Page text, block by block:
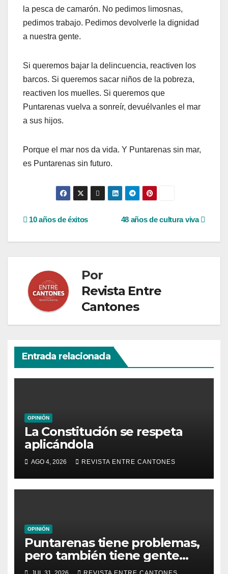
la pesca de camarón. No pedimos limosnas,
pedimos trabajo. Pedimos devolverle la dignidad
a nuestra gente.
Si queremos bajar la delincuencia, reactiven los
barcos. Si queremos sacar niños de la pobreza,
reactiven los muelles. Si queremos que
Puntarenas vuelva a sonreír, devuélvanles el mar
a sus hijos.
Porque el mar nos da vida. Y Puntarenas sin mar,
es Puntarenas sin futuro.
Navegación
de
48 años de cultura viva
10 años de éxitos
Por
Revista Entre
Cantones
Entrada relacionada
OPINIÓN
La Constitución se respeta
aplicándola
AGO 4, 2026 REVISTA ENTRE CANTONES
OPINIÓN
Puntarenas tiene problemas,
pero también tiene gente
que los enfrenta